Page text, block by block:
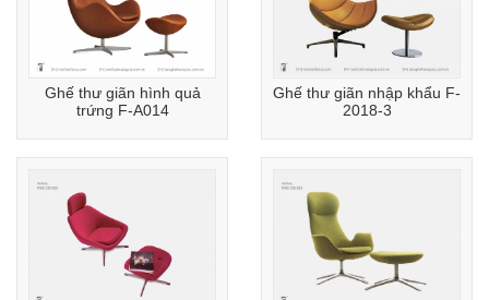
Ghế thư giãn hình quả
trứng F-A014
Ghế thư giãn nhập khẩu F-
2018-3